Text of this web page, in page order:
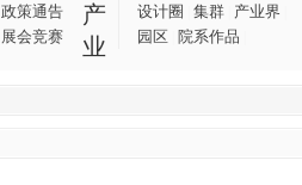
政策通告
展会竞赛
产
业
设计圈 集群| 产业界
园区 院系作品